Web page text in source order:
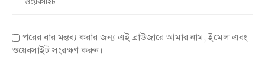
পরের বার মন্তব্য করার জন্য এই ব্রাউজারে আমার নাম, ইমেল এবং
ওয়েবসাইট সংরক্ষণ করুন।